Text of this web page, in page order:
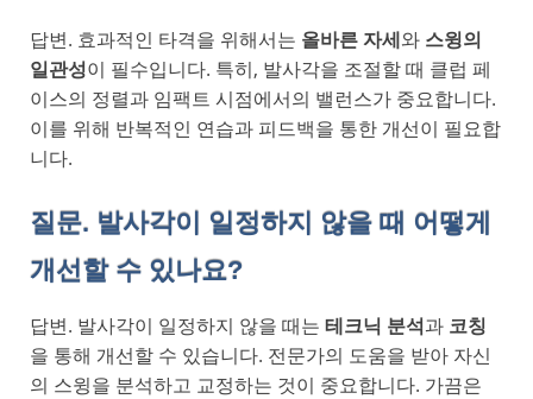
답변. 효과적인 타격을 위해서는 올바른 자세와 스윙의
일관성이 필수입니다. 특히, 발사각을 조절할 때 클럽 페
이스의 정렬과 임팩트 시점에서의 밸런스가 중요합니다.
이를 위해 반복적인 연습과 피드백을 통한 개선이 필요합
니다.
질문. 발사각이 일정하지 않을 때 어떻게
개선할 수 있나요?
답변. 발사각이 일정하지 않을 때는 테크닉 분석과 코칭
을 통해 개선할 수 있습니다. 전문가의 도움을 받아 자신
의 스윙을 분석하고 교정하는 것이 중요합니다. 가끔은